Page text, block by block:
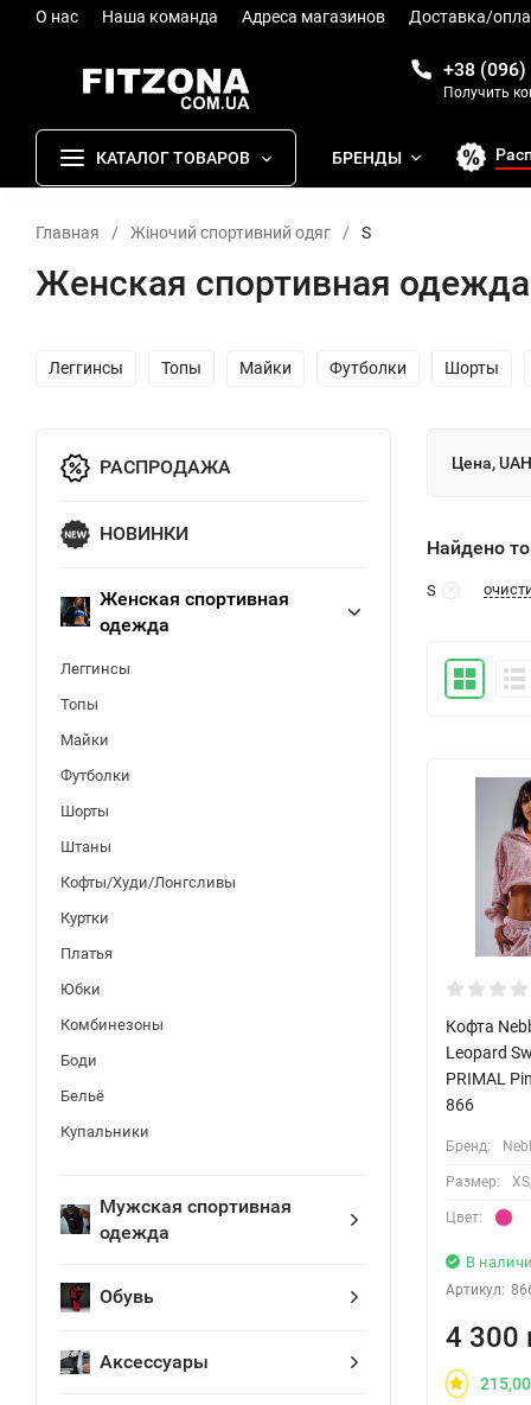
О нас Наша команда Адреса магазинов Доставка/
+38 (096)
Получить
КАТАЛОГ ТОВАРОВ БРЕНДЫ
Главная / Жіночий спортивний одяг / S
Женская спортивная одежда
Леггинсы Топы Майки Футболки Шорты
РАСПРОДАЖА
НОВИНКИ
Женская спортивная
одежда
Леггинсы
Топы
Майки
Футболки
Шорты
Штаны
Кофты/Худи/Лонгсливы
Куртки
Платья
Юбки
Комбинезоны
Боди
Бельё
Купальники
Мужская спортивная
одежда
Обувь
Аксессуары
Цена, UAH
Найдено
S
Кофта
Leopard
PRIMAL
866
Бренд:
Размер:
Цвет:
В
Артикул:
4 300
215,00